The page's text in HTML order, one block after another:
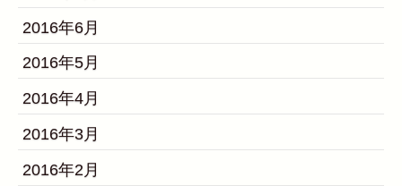
2016年6月
2016年5月
2016年4月
2016年3月
2016年2月